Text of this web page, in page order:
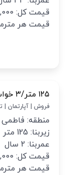
قیمت کل: 17,200,000,000
قیمت هر مترمربع:
۱۲۵ متر/۳ خواب/ کلید نخورده/ شمال فاطمی
فروش | آپارتمان |
منطقه: فاطمی
زیربنا: 125 متر
عمربنا: 2 سال
قیمت کل: 26,250,000,000
قیمت هر مترمربع: